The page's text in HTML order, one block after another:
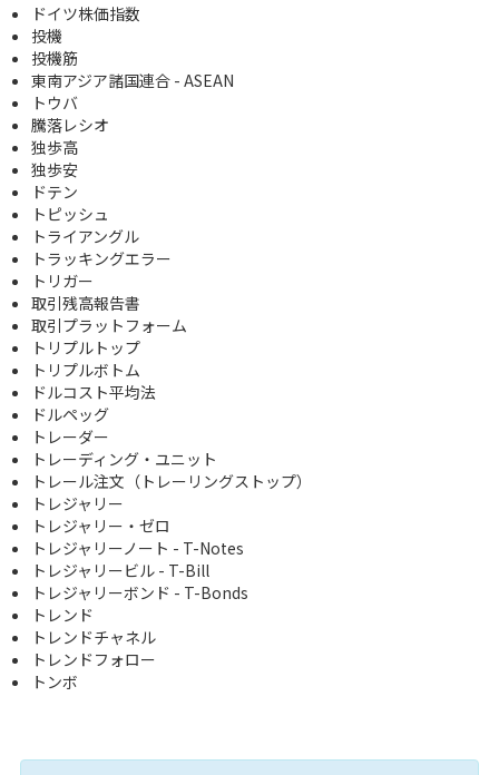
ドイツ株価指数
投機
投機筋
東南アジア諸国連合 - ASEAN
トウバ
騰落レシオ
独歩高
独歩安
ドテン
トピッシュ
トライアングル
トラッキングエラー
トリガー
取引残高報告書
取引プラットフォーム
トリプルトップ
トリプルボトム
ドルコスト平均法
ドルペッグ
トレーダー
トレーディング・ユニット
トレール注文（トレーリングストップ）
トレジャリー
トレジャリー・ゼロ
トレジャリーノート - T-Notes
トレジャリービル - T-Bill
トレジャリーボンド - T-Bonds
トレンド
トレンドチャネル
トレンドフォロー
トンボ